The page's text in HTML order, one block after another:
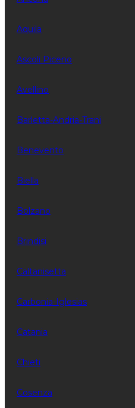
Aquila
Ascoli Piceno
Avellino
Barletta-Andria-Trani
Benevento
Biella
Bolzano
Brindisi
Caltanisetta
Carbonia-Iglesias
Catania
Chieti
Cosenza